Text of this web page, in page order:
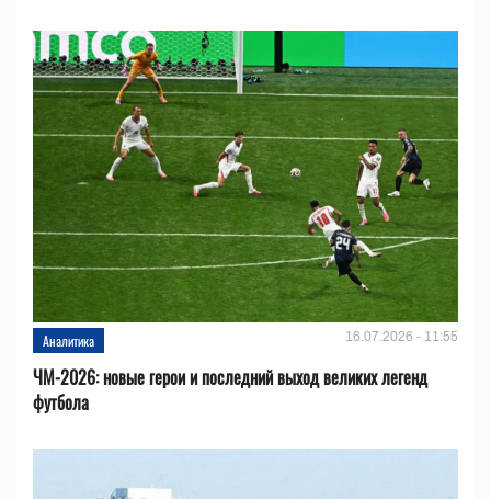
Аналитика 16.07.2026 - 11:55
ЧМ-2026: новые герои и последний выход великих легенд
футбола